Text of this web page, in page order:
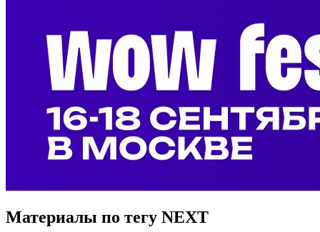
Материалы по тегу NEXT